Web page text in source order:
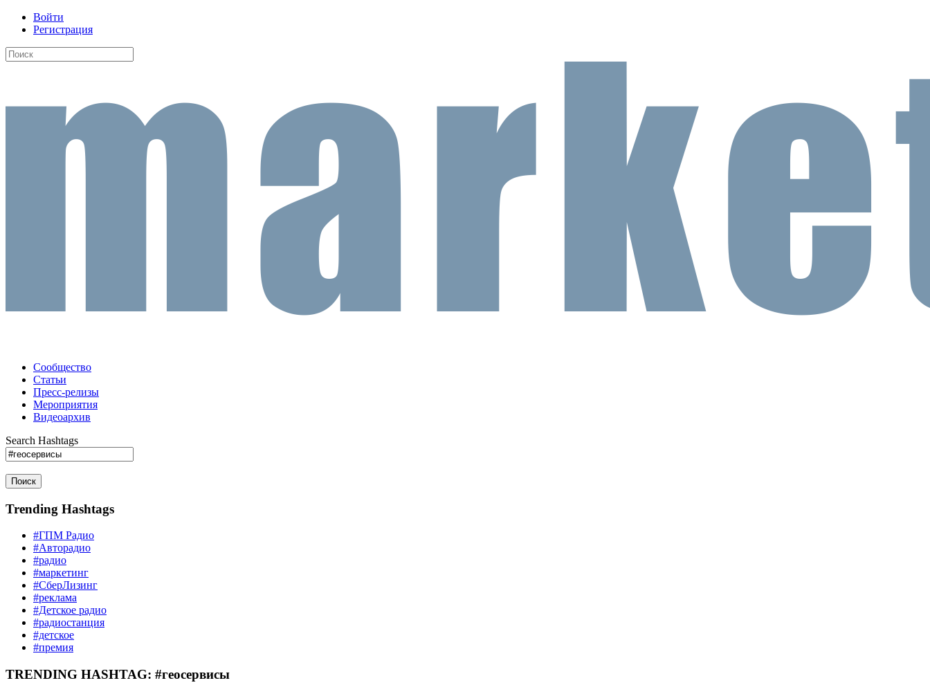
Войти
Регистрация
Сообщество
Статьи
Пресс-релизы
Мероприятия
Видеоархив
Search Hashtags
Поиск
Trending Hashtags
#ГПМ Радио
#Авторадио
#радио
#маркетинг
#СберЛизинг
#реклама
#Детское радио
#радиостанция
#детское
#премия
TRENDING HASHTAG: #геосервисы